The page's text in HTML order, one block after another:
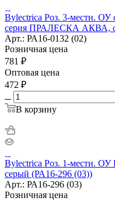
Bylectrica Роз. 3-местн. ОУ
серия ПРАЛЕСКА АКВА,
Арт.: РА16-0132 (02)
Розничная цена
781 ₽
Оптовая цена
472 ₽
В корзину
Bylectrica Роз. 1-местн.
серый (РА16-296 (03))
Арт.: РА16-296 (03)
Розничная цена